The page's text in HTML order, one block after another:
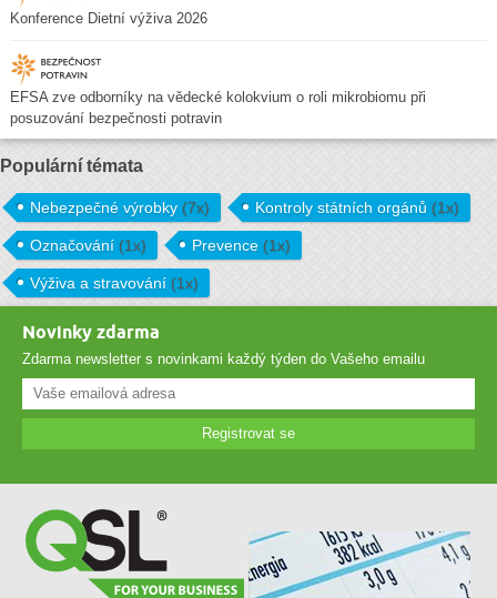
Konference Dietní výživa 2026
EFSA zve odborníky na vědecké kolokvium o roli mikrobiomu při
posuzování bezpečnosti potravin
Populární témata
Nebezpečné výrobky (7x) Kontroly státních orgánů (1x)
Označování (1x) Prevence (1x)
Výživa a stravování (1x)
Novinky zdarma
Zdarma newsletter s novinkami každý týden do Vašeho emailu
Registrovat se